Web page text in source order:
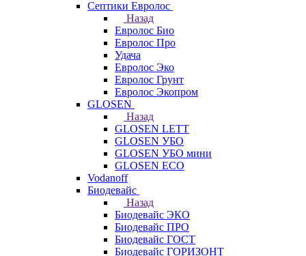
Септики Евролос
Назад
Евролос Био
Евролос Про
Удача
Евролос Эко
Евролос Грунт
Евролос Экопром
GLOSEN
Назад
GLOSEN LETT
GLOSEN УБО
GLOSEN УБО мини
GLOSEN ECO
Vodanoff
Биодевайс
Назад
Биодевайс ЭКО
Биодевайс ПРО
Биодевайс ГОСТ
Биодевайс ГОРИЗОНТ